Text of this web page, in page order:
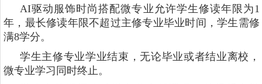
AI驱动服饰时尚搭配微专业允许学生修读年限为1
年，最长修读年限不超过主修专业毕业时间，学生需修
满8学分。
学生主修专业学业结束，无论毕业或者结业离校，
微专业学习同时终止。